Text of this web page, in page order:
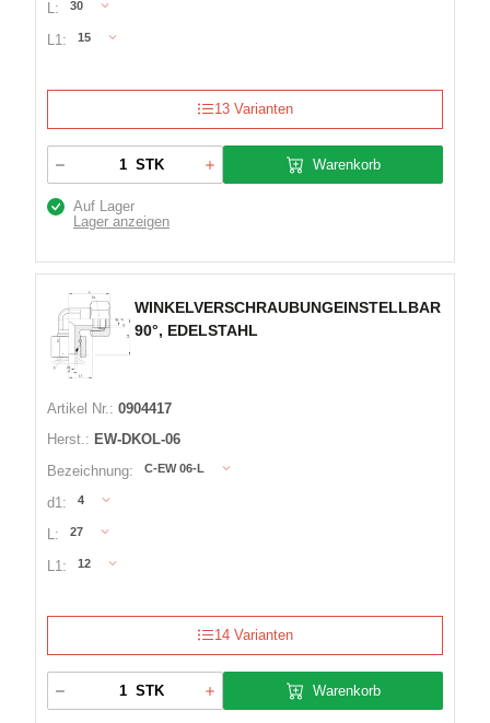
L: 30
L1: 15
13 Varianten
STK Warenkorb
Auf Lager
Lager anzeigen
WINKELVERSCHRAUBUNGEINSTELLBAR
90°, EDELSTAHL
Artikel Nr.: 0904417
Herst.: EW-DKOL-06
Bezeichnung:
C-EW 06-L
d1: 4
L: 27
L1: 12
14 Varianten
STK Warenkorb